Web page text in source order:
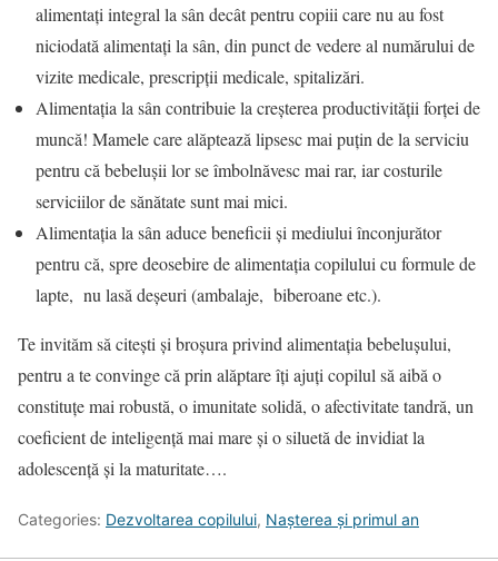
alimentați integral la sân decât pentru copiii care nu au fost
niciodată alimentați la sân, din punct de vedere al numărului de
vizite medicale, prescripții medicale, spitalizări.
Alimentația la sân contribuie la creșterea productivității forței de
muncă! Mamele care alăptează lipsesc mai puțin de la serviciu
pentru că bebelușii lor se îmbolnăvesc mai rar, iar costurile
serviciilor de sănătate sunt mai mici.
Alimentația la sân aduce beneficii și mediului înconjurător
pentru că, spre deosebire de alimentația copilului cu formule de
lapte, nu lasă deșeuri (ambalaje, biberoane etc.).
Te invităm să citești și broșura privind alimentația bebelușului,
pentru a te convinge că prin alăptare îți ajuți copilul să aibă o
constituțe mai robustă, o imunitate solidă, o afectivitate tandră, un
coeficient de inteligență mai mare și o siluetă de invidiat la
adolescență și la maturitate….
Categories: Dezvoltarea copilului, Nașterea și primul an